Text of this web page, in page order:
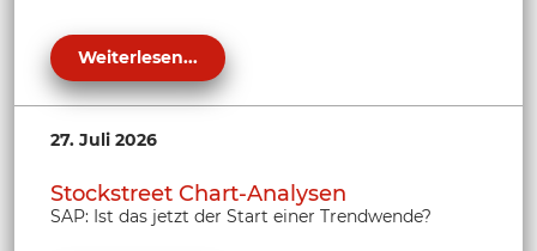
Weiterlesen...
27. Juli 2026
Stockstreet Chart-Analysen
SAP: Ist das jetzt der Start einer Trendwende?